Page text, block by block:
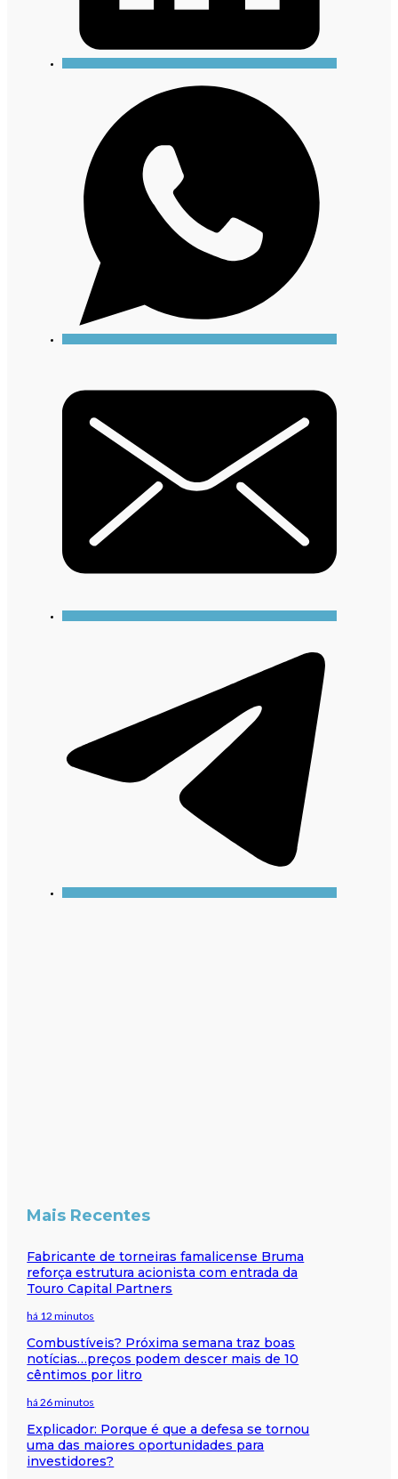
Mais Recentes
Fabricante de torneiras famalicense Bruma
reforça estrutura acionista com entrada da
Touro Capital Partners
há 12 minutos
Combustíveis? Próxima semana traz boas
notícias…preços podem descer mais de 10
cêntimos por litro
há 26 minutos
Explicador: Porque é que a defesa se tornou
uma das maiores oportunidades para
investidores?